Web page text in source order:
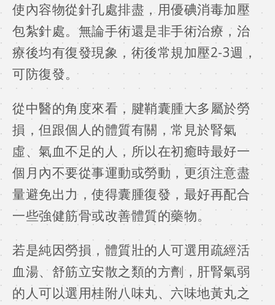
使內容物從針孔處排盡，用優碘消毒加壓
包紮針處。無論手術還是非手術治療，治
療後均有復發現象，術後常規加壓2-3週，
可防復發。
從中醫的角度來看，腱鞘囊腫大多屬於勞
損，但跟個人的體質有關，常見於腎氣
虛、氣血不足的人，所以在初癒時最好一
個月內不要從事運動或勞動，更須注意盡
量避免出力，使得囊腫復發，最好再配合
一些強健筋骨或改善體質的藥物。
若是純因勞損，體質壯的人可選用疏經活
血湯、舒筋立安散之類的方劑，肝腎氣弱
的人可以選用桂附八味丸、六味地黃丸之